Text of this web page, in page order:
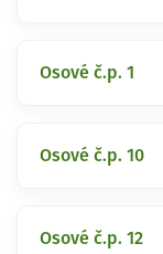
Osové č.p. 1
Osové č.p. 10
Osové č.p. 12